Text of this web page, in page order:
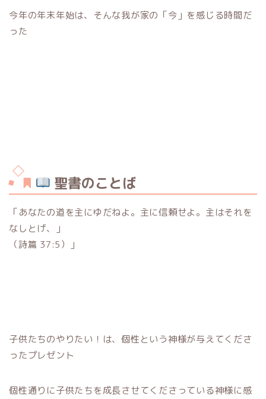
今年の年末年始は、そんな我が家の「今」を感じる時間だ
った
聖書のことば
「あなたの道を主にゆだねよ。主に信頼せよ。主はそれを
なしとげ、」
（詩篇 37:5）」
子供たちのやりたい！は、個性という神様が与えてくださ
ったプレゼント
個性通りに子供たちを成長させてくださっている神様に感